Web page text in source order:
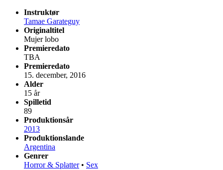
Instruktør
Tamae Garateguy
Originaltitel
Mujer lobo
Premieredato
TBA
Premieredato
15. december, 2016
Alder
15 år
Spilletid
89
Produktionsår
2013
Produktionslande
Argentina
Genrer
Horror & Splatter• Sex